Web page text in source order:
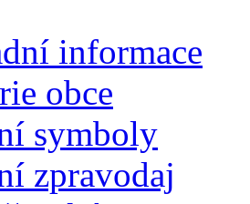
informace
obce
symboly
zpravodaj